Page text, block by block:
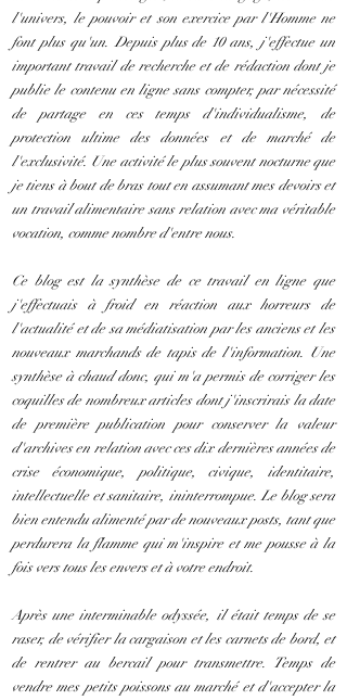
l'univers, le pouvoir et son exercice par l'Homme ne
font plus qu'un. Depuis plus de 10 ans, j'effectue un
important travail de recherche et de rédaction dont je
publie le contenu en ligne sans compter, par nécessité
de partage en ces temps d'individualisme, de
protection ultime des données et de marché de
l'exclusivité. Une activité le plus souvent nocturne que
je tiens à bout de bras tout en assumant mes devoirs et
un travail alimentaire sans relation avec ma véritable
vocation, comme nombre d'entre nous.
Ce blog est la synthèse de ce travail en ligne que
j'effectuais à froid en réaction aux horreurs de
l'actualité et de sa médiatisation par les anciens et les
nouveaux marchands de tapis de l'information. Une
synthèse à chaud donc, qui m'a permis de corriger les
coquilles de nombreux articles dont j'inscrirais la date
de première publication pour conserver la valeur
d'archives en relation avec ces dix dernières années de
crise économique, politique, civique, identitaire,
intellectuelle et sanitaire, ininterrompue. Le blog sera
bien entendu alimenté par de nouveaux posts, tant que
perdurera la flamme qui m'inspire et me pousse à la
fois vers tous les envers et à votre endroit.
Après une interminable odyssée, il était temps de se
raser, de vérifier la cargaison et les carnets de bord, et
de rentrer au bercail pour transmettre. Temps de
vendre mes petits poissons au marché et d'accepter la